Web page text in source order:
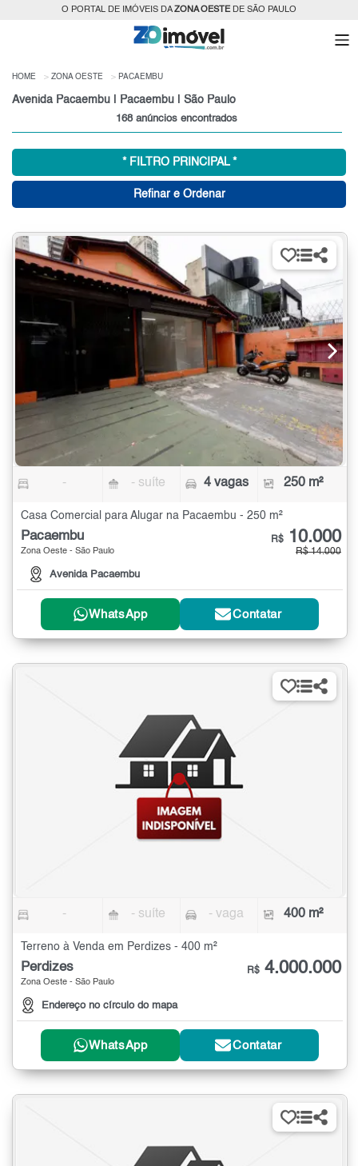
O PORTAL DE IMÓVEIS DAZONA OESTEDE SÃO PAULO
HOME ZONA OESTE PACAEMBU
Avenida Pacaembu | Pacaembu | São Paulo
168 anúncios encontrados
* FILTRO PRINCIPAL *
Refinar e Ordenar
- - suíte 4 vagas 250 m²
Casa Comercial para Alugar na Pacaembu - 250 m²
Pacaembu
Zona Oeste - São Paulo
Avenida Pacaembu
R$ 10.000
R$ 14.000
WhatsApp Contatar
- - suíte - vaga 400 m²
Terreno à Venda em Perdizes - 400 m²
Perdizes
Zona Oeste - São Paulo
Endereço no círculo do mapa
R$ 4.000.000
WhatsApp Contatar